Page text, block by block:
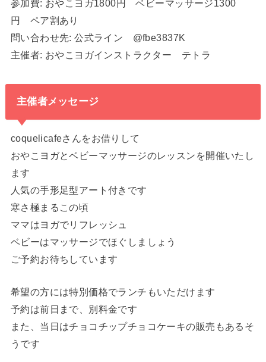
参加費: おやこヨガ1800円 ベビーマッサージ1300
円 ペア割あり
問い合わせ先: 公式ライン @fbe3837K
主催者: おやこヨガインストラクター テトラ
主催者メッセージ
coquelicafeさんをお借りして
おやこヨガとベビーマッサージのレッスンを開催いたし
ます
人気の手形足型アート付きです
寒さ極まるこの頃
ママはヨガでリフレッシュ
ベビーはマッサージでほぐしましょう
ご予約お待ちしています
希望の方には特別価格でランチもいただけます
予約は前日まで、別料金です
また、当日はチョコチップチョコケーキの販売もあるそ
うです